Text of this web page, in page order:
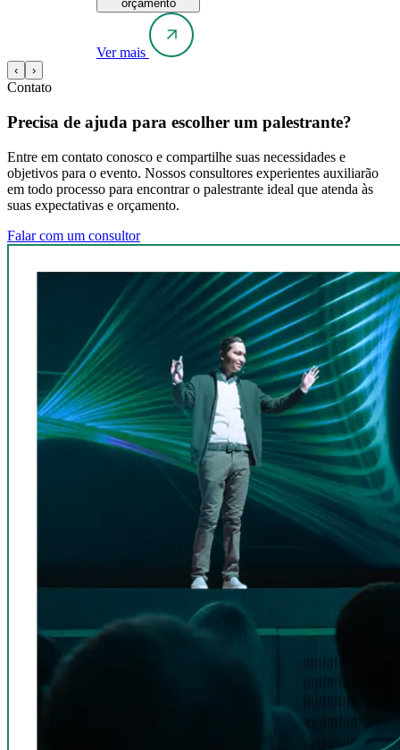
orçamento
Ver mais
‹ ›
Contato
Precisa de ajuda para escolher um palestrante?
Entre em contato conosco e compartilhe suas necessidades e
objetivos para o evento. Nossos consultores experientes auxiliarão
em todo processo para encontrar o palestrante ideal que atenda às
suas expectativas e orçamento.
Falar com um consultor